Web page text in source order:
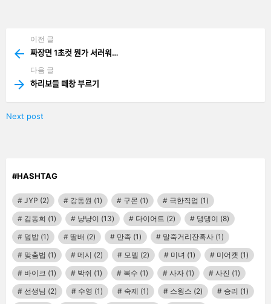
more
이전 글
짜장면 1초컷 뭔가 서러워…
다음 글
하리보들 떼창 부르기
Next post
#HASHTAG
JYP (2) 강동원 (1) 구몬 (1) 극한직업 (1)
김동희 (1) 냥냥이 (13) 다이어트 (2) 댕댕이 (8)
덮밥 (1) 딸배 (2) 만족 (1) 말죽거리잔혹사 (1)
맞춤법 (1) 메시 (2) 모델 (2) 미녀 (1) 미어캣 (1)
바이크 (1) 박쥐 (1) 복수 (1) 사자 (1) 사진 (1)
선생님 (2) 수영 (1) 숙제 (1) 스윙스 (2) 승리 (1)